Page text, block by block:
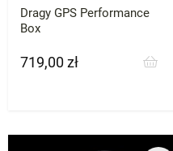
Dragy GPS Performance
Box
Cena
719,00 zł